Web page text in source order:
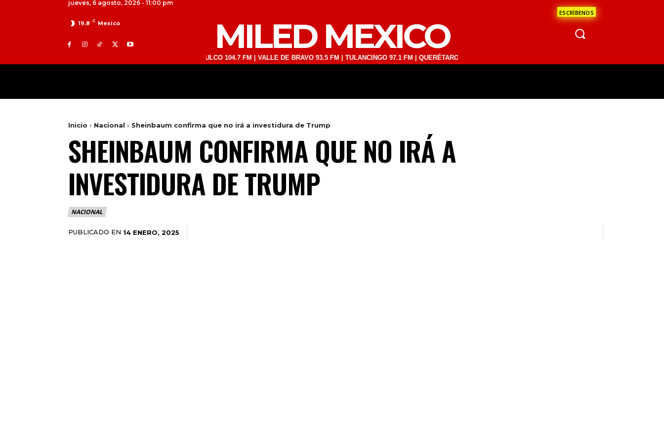
jueves, 6 agosto, 2026 - 11:00 pm
ESCRÍBENOS
19.8 C Mexico MILED MEXICO
TOLUCA 98.9 FM | ATLACOMULCO 104.7 FM | VALLE DE BRAVO 93.5 FM | TULANCINGO 97.1 FM | QUERÉTARO 103.1 FM | SAN JUAN DEL RÍO 93.1 FM | GUADALAJARA 1510 AM |
Inicio Nacional Sheinbaum confirma que no irá a investidura de Trump
SHEINBAUM CONFIRMA QUE NO IRÁ A
INVESTIDURA DE TRUMP
NACIONAL
PUBLICADO EN 14 ENERO, 2025